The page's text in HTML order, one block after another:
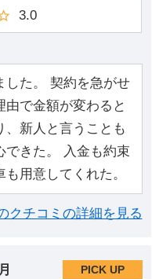
3.0
した。 契約を急がせ
由で金額が変わると
、新人と言うことも
できた。 入金も約束
用意してくれた。
クチコミの詳細を見る
PICK UP